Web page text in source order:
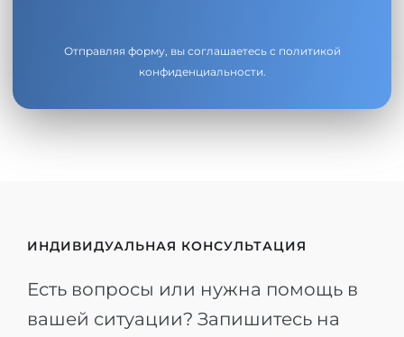
Отправляя форму, вы соглашаетесь с политикой
конфиденциальности.
ИНДИВИДУАЛЬНАЯ КОНСУЛЬТАЦИЯ
Есть вопросы или нужна помощь в
вашей ситуации? Запишитесь на